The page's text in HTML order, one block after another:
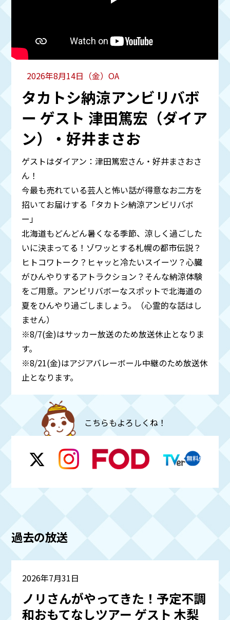
2026年8月14日（金）OA
タカトシ納涼アンビリバボ
ー ゲスト 津田篤宏（ダイア
ン）・好井まさお
ゲストはダイアン：津田篤宏さん・好井まさおさ
ん！
今最も売れている芸人と怖い話が得意なお二方を
招いてお届けする「タカトシ納涼アンビリバボ
ー」
北海道もどんどん暑くなる季節、涼しく過ごした
いに決まってる！ゾワッとする札幌の都市伝説？
ヒトコワトーク？ヒャッと冷たいスイーツ？心臓
がひんやりするアトラクション？そんな納涼体験
をご用意。アンビリバボーなスポットで北海道の
夏をひんやり過ごしましょう。（心霊的な話はし
ません）
※8/7(金)はサッカー放送のため放送休止となりま
す。
※8/21(金)はアジアバレーボール中継のため放送休
止となります。
こちらもよろしくね！
過去の放送
2026年7月31日
ノリさんがやってきた！予定不調
和おもてなしツアー ゲスト 木梨